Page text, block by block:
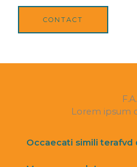
CONTACT
Lorem ipsum
Occaecati simili terafvd